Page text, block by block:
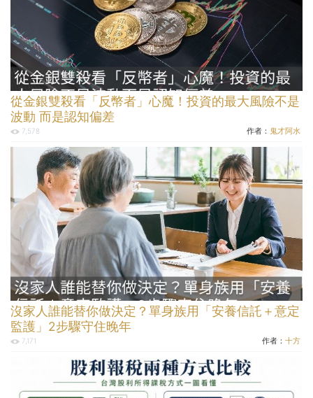
從金銀雙殺看「反幣者」心魔！投資的最大風險不是
波動 而是認知偏差
7,578 作者： 鬼才阿水
沒家人誰能替你做決定？單身族用「安養信託＋意定
監護」2步驟守住晚年
7,171 作者： 十方